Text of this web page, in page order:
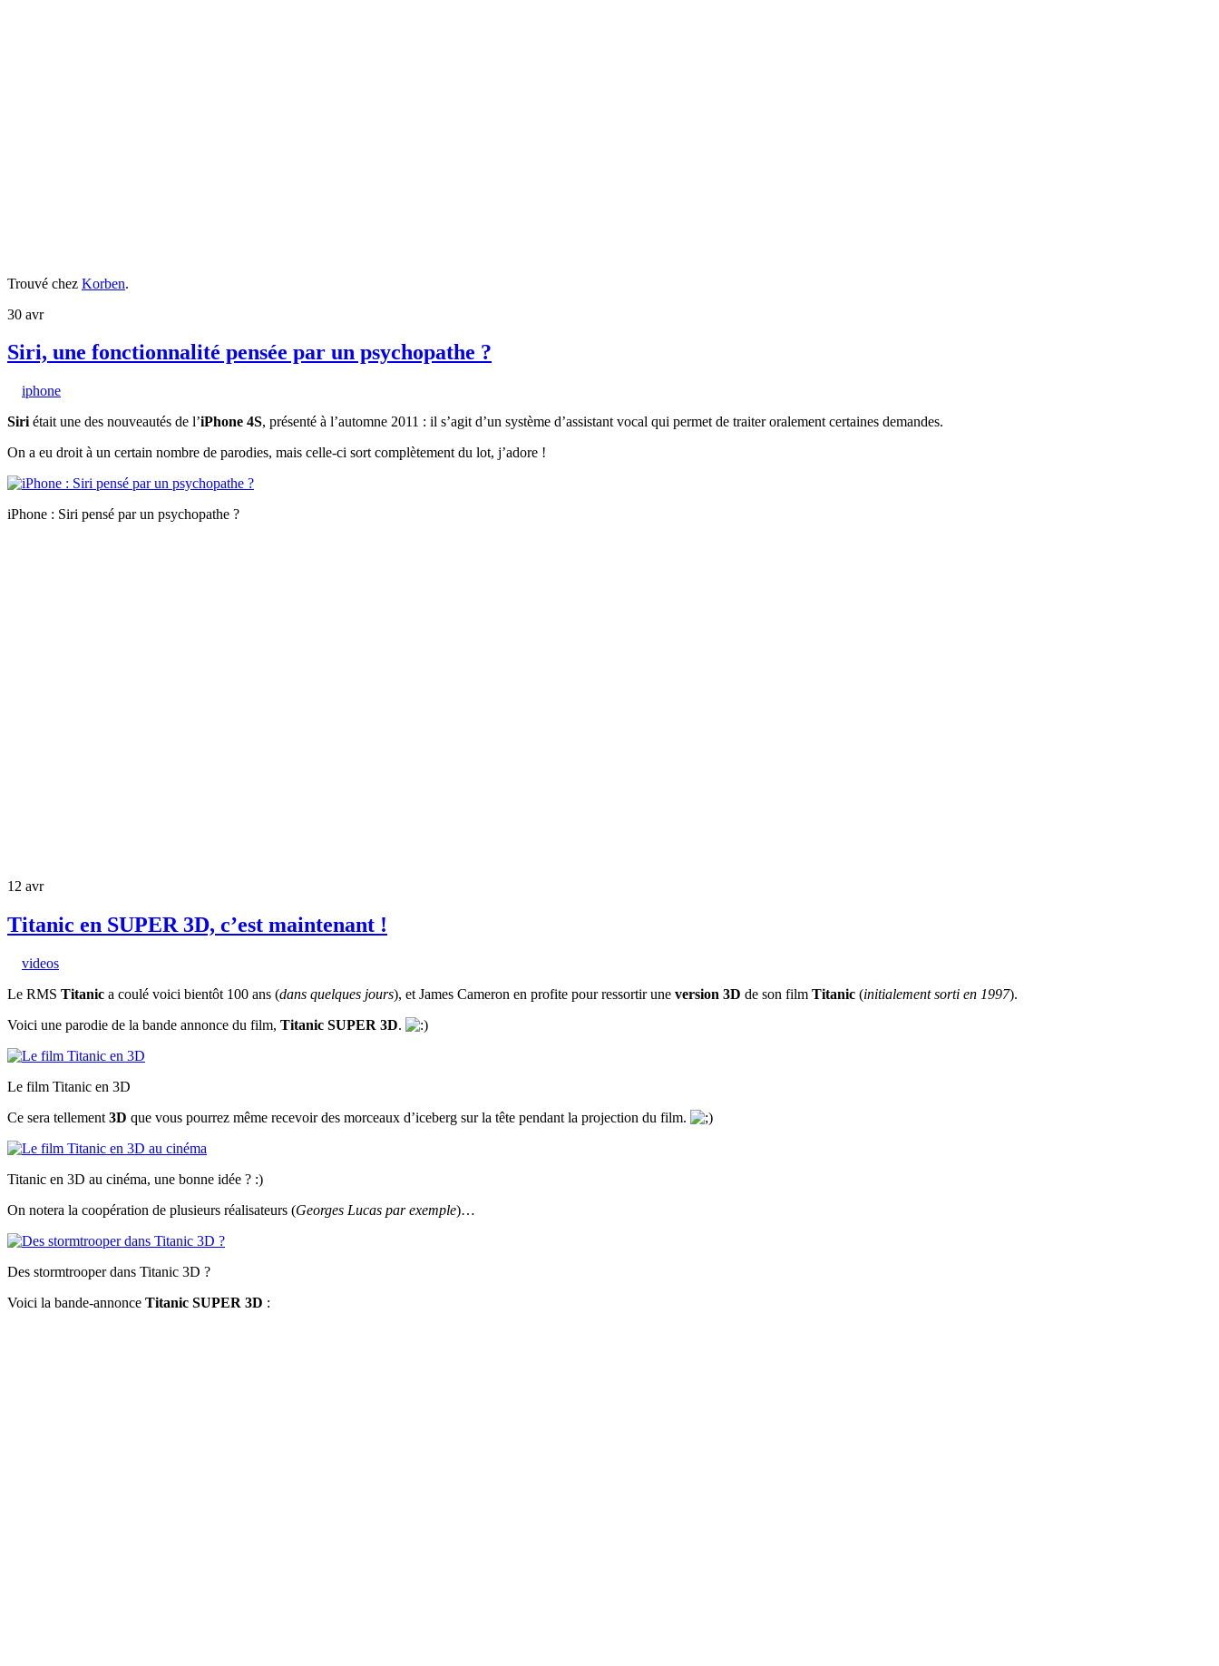
Trouvé chez Korben.
30 avr
Siri, une fonctionnalité pensée par un psychopathe ?
iphone
Siri était une des nouveautés de l’iPhone 4S, présenté à l’automne 2011 : il s’agit d’un système d’assistant vocal qui permet de traiter oralement certaines demandes.
On a eu droit à un certain nombre de parodies, mais celle-ci sort complètement du lot, j’adore !
iPhone : Siri pensé par un psychopathe ?
12 avr
Titanic en SUPER 3D, c’est maintenant !
videos
Le RMS Titanic a coulé voici bientôt 100 ans (dans quelques jours), et James Cameron en profite pour ressortir une version 3D de son film Titanic (initialement sorti en 1997).
Voici une parodie de la bande annonce du film, Titanic SUPER 3D.
Le film Titanic en 3D
Ce sera tellement 3D que vous pourrez même recevoir des morceaux d’iceberg sur la tête pendant la projection du film.
Titanic en 3D au cinéma, une bonne idée ? :)
On notera la coopération de plusieurs réalisateurs (Georges Lucas par exemple)…
Des stormtrooper dans Titanic 3D ?
Voici la bande-annonce Titanic SUPER 3D :